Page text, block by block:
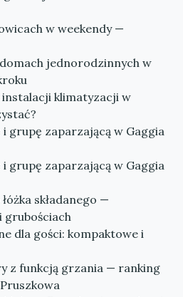
w weekendy —
jednorodzinnych w
klimatyzacji w
i grupę zaparzającą w Gaggia
i grupę zaparzającą w Gaggia
składanego —
grubościach
dla gości: kompaktowe i
z funkcją grzania — ranking